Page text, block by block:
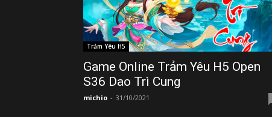
Trảm Yêu H5
Game Online Trảm Yêu H5 Open
S36 Dao Trì Cung
michio - 31/10/2021